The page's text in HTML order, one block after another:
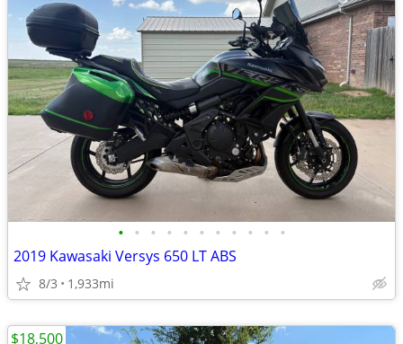
• • • • • • • • • • •
2019 Kawasaki Versys 650 LT ABS
8/3 1,933mi
$18,500